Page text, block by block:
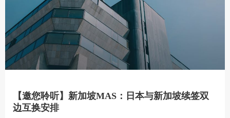
【邀您聆听】新加坡MAS：日本与新加坡续签双
边互换安排